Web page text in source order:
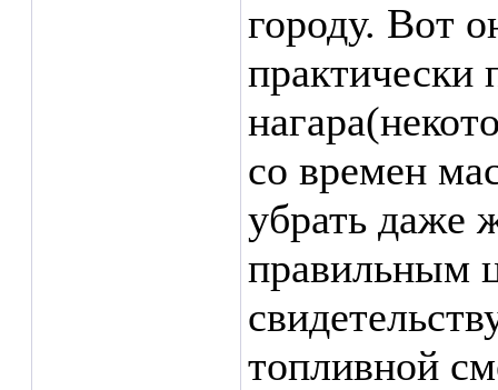
городу. Вот
практически
со времен
убрать даже
правильным
топливной